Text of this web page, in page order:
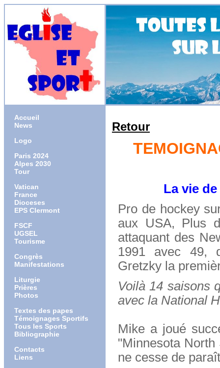
Accueil
News
Logo
Paris 2024
Alpes 2030
Tour
Vatican
France
Dioceses
EPS Clermont
FSCF
UGSEL
Tourisme
Congrès
Manifestations
Liturgie
Prières
Photos
Textes des papes
Témoignages Sportifs
Tous les Sports
Bibliographie
Contacts
Liens
Retour
La vie
Pro de hockey
aux USA, Plus
attaquant des
1991 avec 49,
Gretzky la
Voilà 14 saisons
avec la National
Mike a joué
"Minnesota
ne cesse de